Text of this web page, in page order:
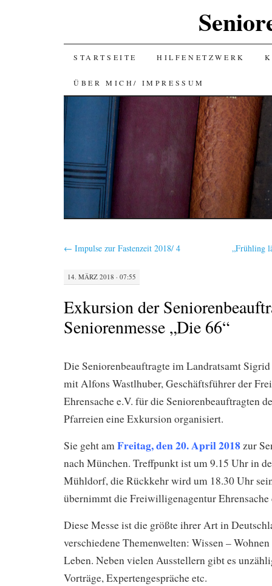
SKIP
TO
CONTENT
STARTSEITE HILFENETZWERK
ÜBER MICH/ IMPRESSUM
← Impulse zur Fastenzeit 2018/ 4 „Frühling
14. MÄRZ 2018 · 07:55
Exkursion der
Seniorenmesse „Die 66“
Die Seniorenbeauftragte im Landratsamt
mit Alfons Wastlhuber, Geschäftsführer der
Ehrensache e.V. für die Seniorenbeauftragten
Pfarreien eine Exkursion organisiert.
Sie geht amFreitag, den 20. April 2018zur
nach München. Treffpunkt ist um 9.15 Uhr in
Mühldorf, die Rückkehr wird um 18.30 Uhr
übernimmt die Freiwilligenagentur Ehrensache
Diese Messe ist die größte ihrer Art in
verschiedene Themenwelten: Wissen –
Leben. Neben vielen Ausstellern gibt es
Vorträge, Expertengespräche etc.